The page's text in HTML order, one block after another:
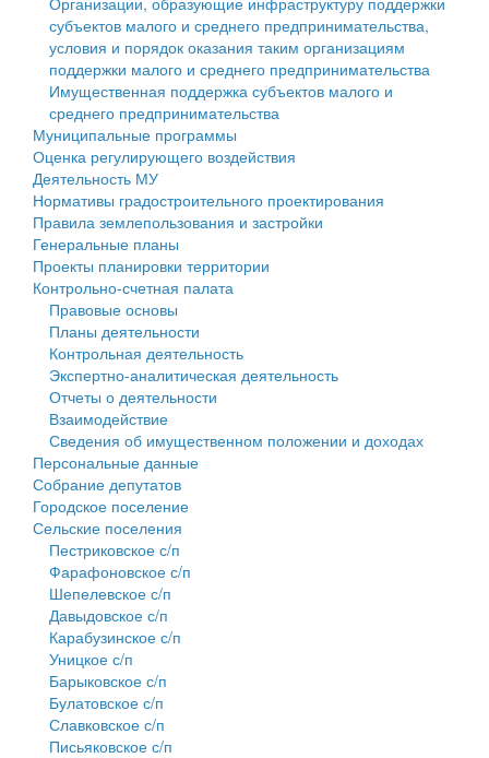
Оценка регулирующего воздействия
Деятельность МУ
Нормативы градостроительного проектирования
Правила землепользования и застройки
Генеральные планы
Проекты планировки территории
Собрание депутатов
Городское поселение
Сельские поселения
субъектов малого и среднего предпринимательства,
условия и порядок оказания таким организациям
поддержки малого и среднего предпринимательства
Имущественная поддержка субъектов малого и
среднего предпринимательства
Муниципальные программы
Оценка регулирующего воздействия
Деятельность МУ
Нормативы градостроительного проектирования
Правила землепользования и застройки
Генеральные планы
Проекты планировки территории
Контрольно-счетная палата
Правовые основы
Планы деятельности
Контрольная деятельность
Экспертно-аналитическая деятельность
Отчеты о деятельности
Взаимодействие
Сведения об имущественном положении и доходах
Персональные данные
Собрание депутатов
Городское поселение
Сельские поселения
Пестриковское с/п
Фарафоновское с/п
Шепелевское с/п
Давыдовское с/п
Карабузинское с/п
Уницкое с/п
Барыковское с/п
Булатовское с/п
Славковское с/п
Письяковское с/п